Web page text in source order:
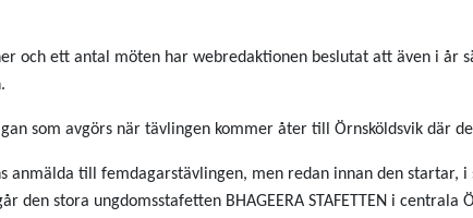
och ett antal möten har webredaktionen beslutat att även i år
som avgörs när tävlingen kommer åter till Örnsköldsvik där
anmälda till femdagarstävlingen, men redan innan den startar, i
den stora ungdomsstafetten BHAGEERA STAFETTEN i centrala